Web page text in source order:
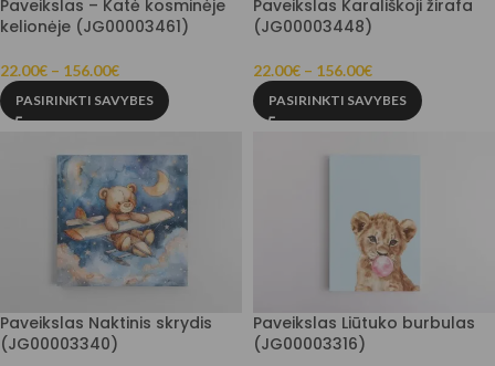
Paveikslas – Katė kosminėje
kelionėje (JG00003461)
22.00€ – 156.00€
PASIRINKTI SAVYBES
Paveikslas Karališkoji žirafa
(JG00003448)
22.00€ – 156.00€
PASIRINKTI SAVYBES
Paveikslas Naktinis skrydis
(JG00003340)
Paveikslas Liūtuko burbulas
(JG00003316)